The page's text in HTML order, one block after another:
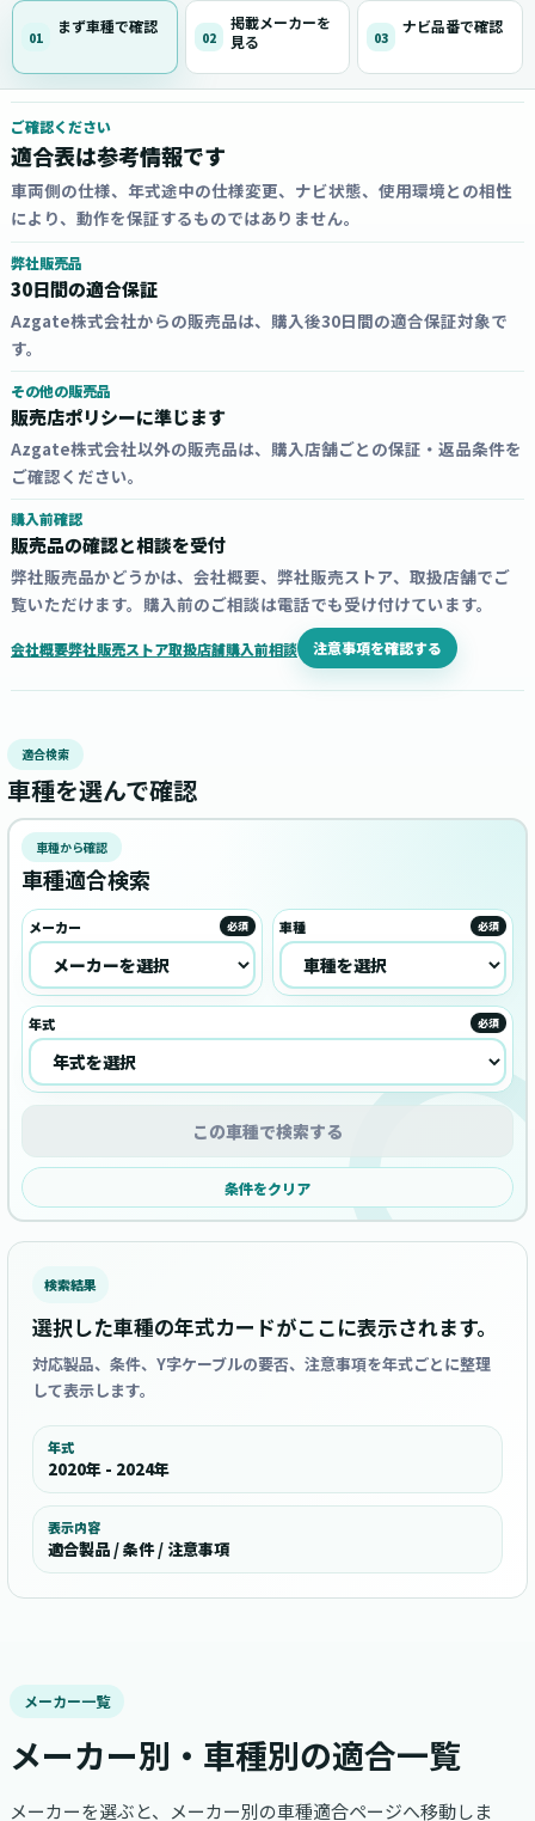
01
まず車種で確認
02
掲載メーカーを
見る
03
ナビ品番で確認
ご確認ください
適合表は参考情報です
車両側の仕様、年式途中の仕様変更、ナビ状態、使用環境との相性
により、動作を保証するものではありません。
弊社販売品
30日間の適合保証
Azgate株式会社からの販売品は、購入後30日間の適合保証対象で
す。
その他の販売品
販売店ポリシーに準じます
Azgate株式会社以外の販売品は、購入店舗ごとの保証・返品条件を
ご確認ください。
購入前確認
販売品の確認と相談を受付
弊社販売品かどうかは、会社概要、弊社販売ストア、取扱店舗でご
覧いただけます。購入前のご相談は電話でも受け付けています。
会社概要弊社販売ストア取扱店舗購入前相談 注意事項を確認する
適合検索
車種を選んで確認
車種から確認
車種適合検索
メーカー 必須 車種 必須
年式 必須
この車種で検索する
条件をクリア
検索結果
選択した車種の年式カードがここに表示されます。
対応製品、条件、Y字ケーブルの要否、注意事項を年式ごとに整理
して表示します。
年式
2020年 - 2024年
表示内容
適合製品 / 条件 / 注意事項
メーカー一覧
メーカー別・車種別の適合一覧
メーカーを選ぶと、メーカー別の車種適合ページへ移動しま